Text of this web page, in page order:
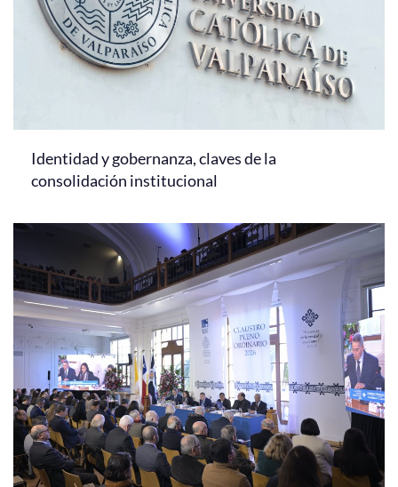
Identidad y gobernanza, claves de la
consolidación institucional